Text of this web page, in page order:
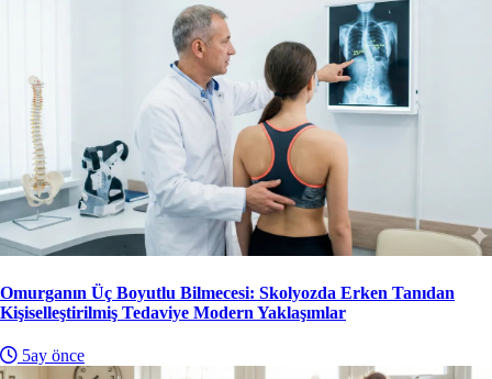
Omurganın Üç Boyutlu Bilmecesi: Skolyozda Erken Tanıdan
Kişiselleştirilmiş Tedaviye Modern Yaklaşımlar
5ay önce